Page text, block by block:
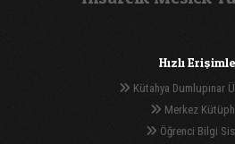
Hızlı
Kütahya Dumlupınar
Merkez
Öğrenci Bilgi